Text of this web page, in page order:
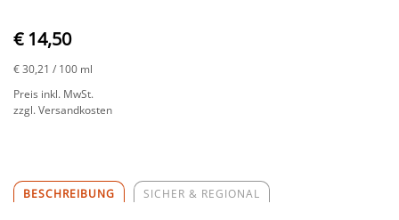
€ 14,50
€ 30,21 / 100 ml
Preis inkl. MwSt.
zzgl. Versandkosten
BESCHREIBUNG SICHER & REGIONAL